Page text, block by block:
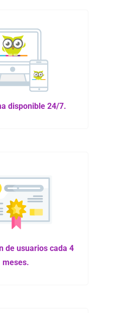
disponible 24/7.
de usuarios cada 4
meses.